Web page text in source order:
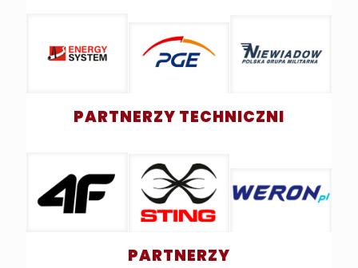
PARTNERZY TECHNICZNI
PARTNERZY